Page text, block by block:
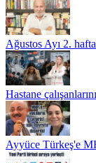
Ağustos Ayı 2.
Hastane
Ayyüce Türkeş'e